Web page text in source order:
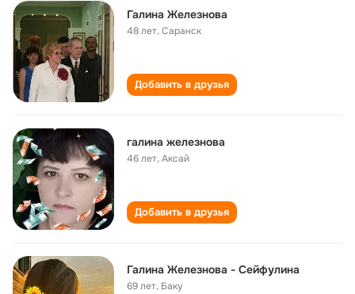
Галина Железнова
48 лет,Саранск
Добавить в друзья
галина железнова
46 лет,Аксай
Добавить в друзья
Галина Железнова - Сейфулина
69 лет, Баку